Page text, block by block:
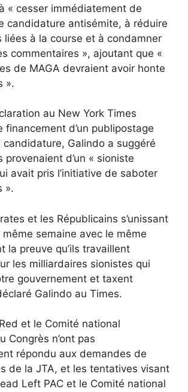
« cesser immédiatement de
candidature antisémite, à réduire
liées à la course et à condamner
commentaires », ajoutant que «
de MAGA devraient avoir honte
».
au New York Times
financement d’un publipostage
candidature, Galindo a suggéré
provenaient d’un « sioniste
avait pris l’initiative de saboter
».
et les Républicains s’unissant
semaine avec le même
la preuve qu’ils travaillent
les milliardaires sionistes qui
gouvernement et taxent
Galindo au Times.
et le Comité national
Congrès n’ont pas
répondu aux demandes de
de la JTA, et les tentatives visant
Left PAC et le Comité national